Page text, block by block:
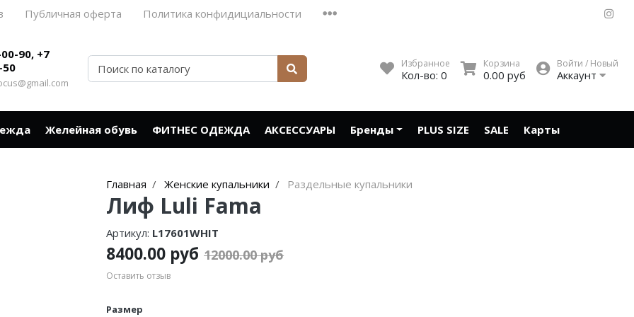
Публичная оферта Политика конфидициальности
90, +7
50
Избранное
Кол-во: 0
Корзина
0.00 руб
Войти / Новый
Аккаунт
Желейная обувь ФИТНЕС ОДЕЖДА АКСЕССУАРЫ Бренды PLUS SIZE SALE Карты
Главная Женские купальники Раздельные купальники
Лиф Luli Fama
Артикул: L17601WHIT
8400.00 руб 12000.00 руб
Оставить отзыв
Размер